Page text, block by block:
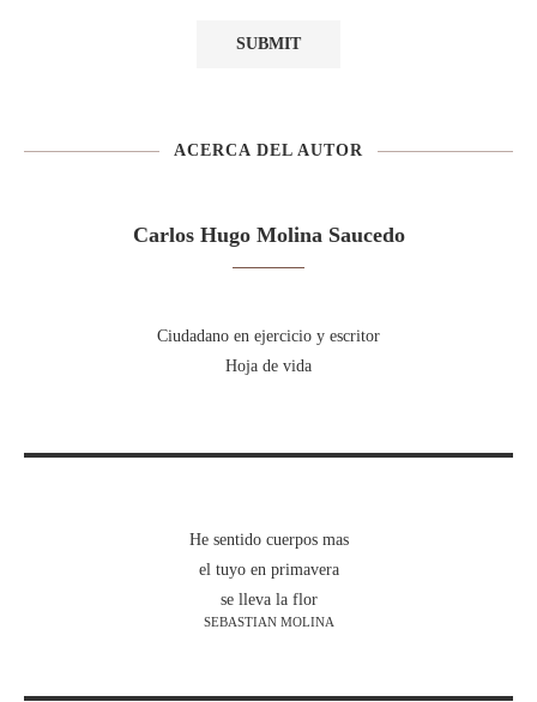
ACERCA DEL AUTOR
Carlos Hugo Molina Saucedo
Ciudadano en ejercicio y escritor
Hoja de vida
He sentido cuerpos mas
el tuyo en primavera
se lleva la flor
SEBASTIAN MOLINA